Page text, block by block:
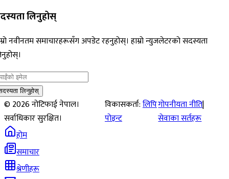
लिनुहोस्
नवीनतम समाचारहरूसँग अपडेट रहनुहोस्। हाम्रो न्युजलेटरको सदस्यता
लिनुहोस्
©2026नोटिफाई नेपाल।
सर्वाधिकार सुरक्षित।
विकासकर्ता:लिपि
पोइन्ट
गोपनीयता नीति|
सेवाका सर्तहरू
होम
समाचार
श्रेणीहरू